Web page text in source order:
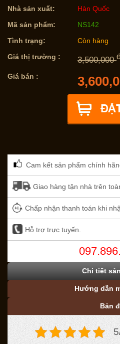
Nhà sản xuất:
Hàn Quốc
Mã sản phẩm:
NS142
Tình trạng:
Còn hàng
Giá thị trường :
3,500,000
Giá bán :
Cam kết sản phẩm chính
Giao hàng tận nhà trên
Chấp nhận thanh toán khi
Hỗ trợ trực tuyến.
Chi tiết
Hướng dẫn
Bản